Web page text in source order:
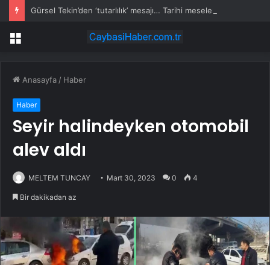
Menü
Anasayfa / Haber
Haber
Seyir halindeyken otomobil
alev aldı
MELTEM TUNCAY Mart 30, 2023 0 4
Bir dakikadan az